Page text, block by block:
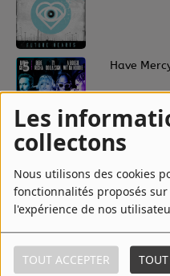
Les
collectons
Nous utilisons des cookies
fonctionnalités proposés
l'expérience de nos
TOUT ACCEPTER TOUT
5 Have
6
Have